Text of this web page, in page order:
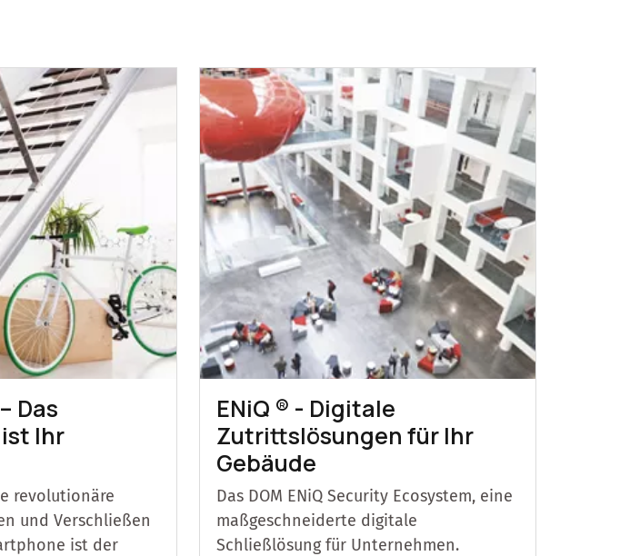
Das
Ihr
revolutionäre
und Verschließen
ist der
ENiQ ® - Digitale
Zutrittslösungen für Ihr
Gebäude
Das DOM ENiQ Security Ecosystem, eine
maßgeschneiderte digitale
Schließlösung für Unternehmen.